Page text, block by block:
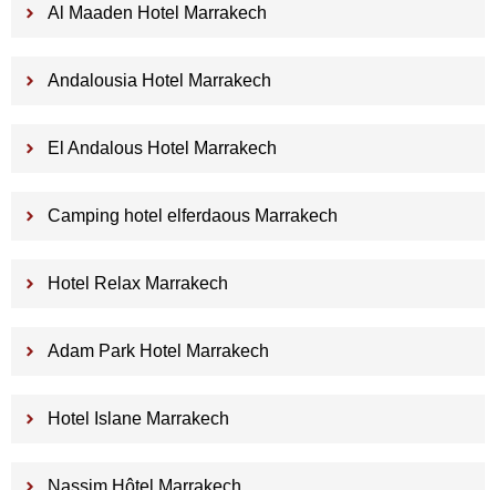
Al Maaden Hotel Marrakech
Andalousia Hotel Marrakech
El Andalous Hotel Marrakech
Camping hotel elferdaous Marrakech
Hotel Relax Marrakech
Adam Park Hotel Marrakech
Hotel Islane Marrakech
Nassim Hôtel Marrakech